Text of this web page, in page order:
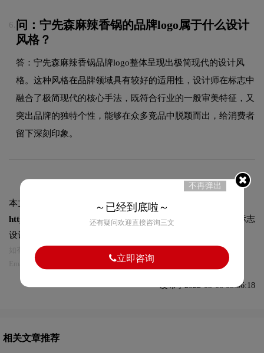
6. 问：宁先森麻辣香锅的品牌logo属于什么设计
风格？
答：宁先森麻辣香锅品牌logo整体呈现出极简现代的设计风
格。这种风格在品牌领域具有较好的适用性，设计师在标志中
融合了极简现代的核心手法，既符合行业的一般审美特征，又
突出品牌的独特个性，能够在众多竞品中脱颖而出，给消费者
留下深刻印象。
本文标题和链接
宁先森麻辣香锅标志logo图片:
https://logo9.net/works/8395.html转载时请注明出处为诗宸标志
设计及本链接!
如有内容侵犯您的合法权益，请及时与我们联系
Email:75696531@qq.com，我们将第一时间安排删除。
发布于2022-03-06 08:36:18
相关文章推荐
不再弹出
～已经到底啦～
还有疑问欢迎直接咨询三文
立即咨询